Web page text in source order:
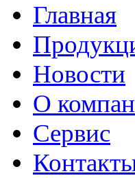
Главная
Новости
О
Сервис